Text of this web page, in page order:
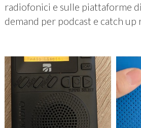
radiofonici e sulle piattaforme
demand per podcast e catch up